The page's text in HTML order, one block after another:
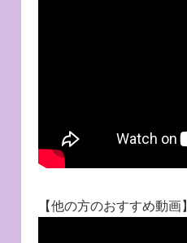
【他の方のおすすめ動画】